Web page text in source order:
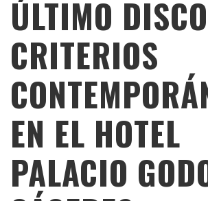
ÚLTIMO DISCO
CRITERIOS
EN EL HOTEL
PALACIO